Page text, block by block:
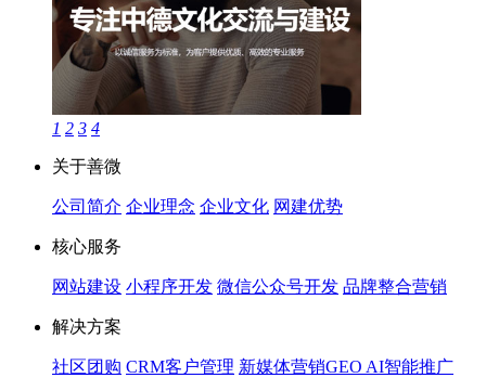
1 2 3 4
关于善微
公司简介 企业理念 企业文化 网建优势
核心服务
网站建设 小程序开发 微信公众号开发 品牌整合营销
解决方案
社区团购 CRM客户管理 新媒体营销GEO AI智能推广